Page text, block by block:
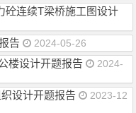
砼连续T梁桥施工图设计
告
2024-05-26
楼设计开题报告
2024-
设计开题报告
2023-12